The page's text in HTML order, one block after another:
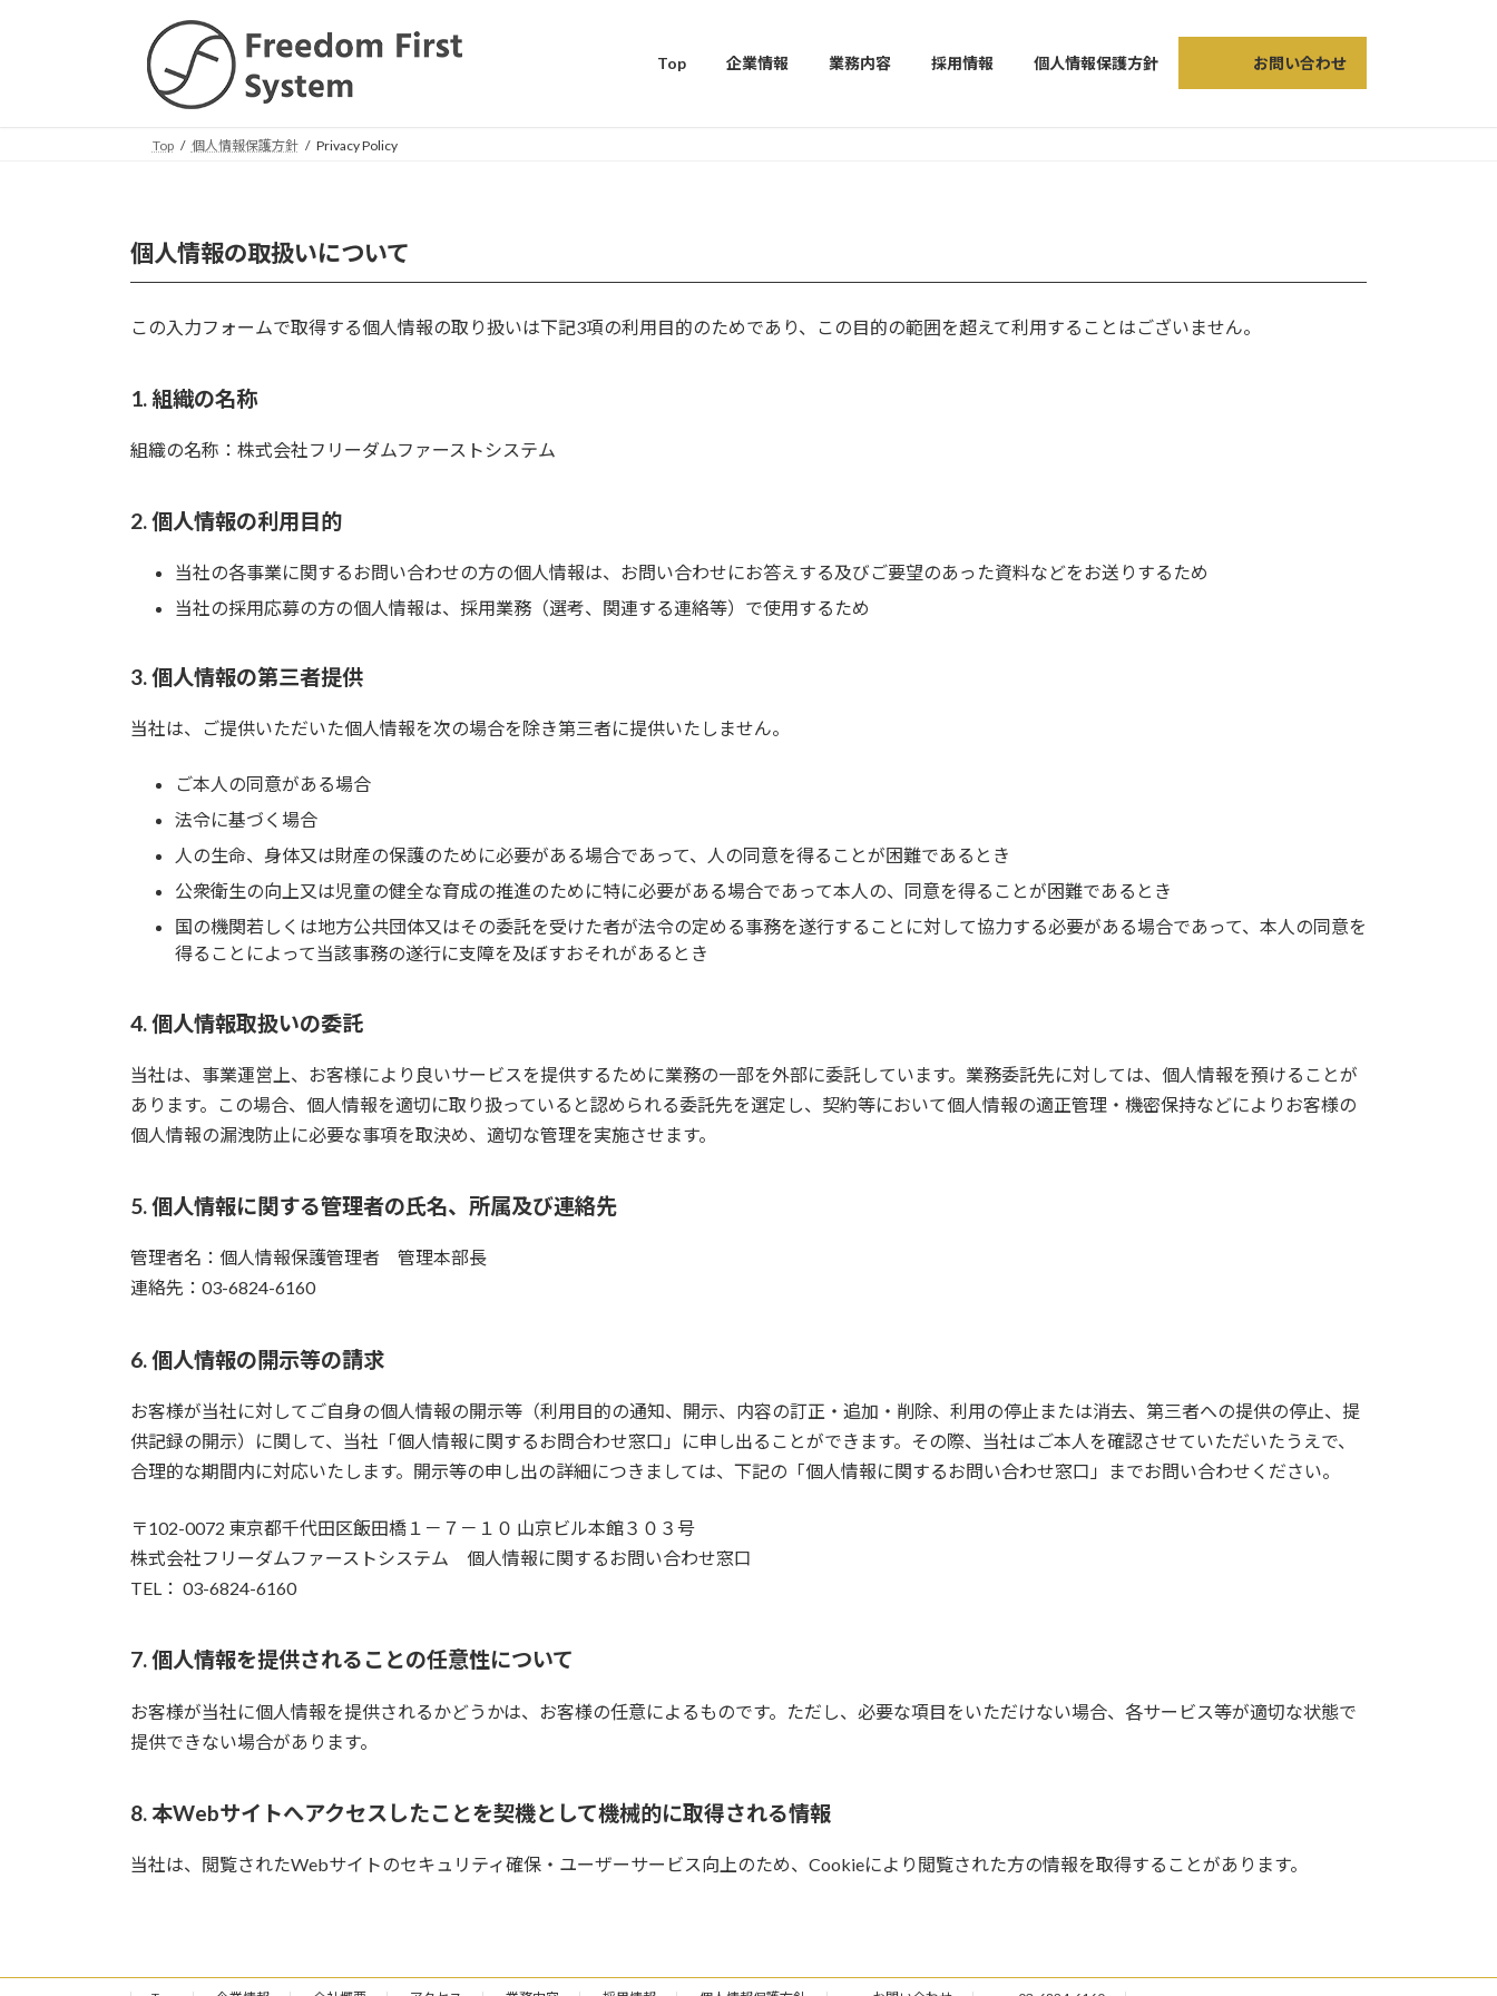
Top 企業情報 業務内容 採用情報 個人情報保護方針 お問い合わせ
Top 個人情報保護方針 Privacy Policy
個人情報の取扱いについて
この入力フォームで取得する個人情報の取り扱いは下記3項の利用目的のためであり、この目的の範囲を超えて利用することはございません。
1. 組織の名称
組織の名称：株式会社フリーダムファーストシステム
2. 個人情報の利用目的
当社の各事業に関するお問い合わせの方の個人情報は、お問い合わせにお答えする及びご要望のあった資料などをお送りするため
当社の採用応募の方の個人情報は、採用業務（選考、関連する連絡等）で使用するため
3. 個人情報の第三者提供
当社は、ご提供いただいた個人情報を次の場合を除き第三者に提供いたしません。
ご本人の同意がある場合
法令に基づく場合
人の生命、身体又は財産の保護のために必要がある場合であって、人の同意を得ることが困難であるとき
公衆衛生の向上又は児童の健全な育成の推進のために特に必要がある場合であって本人の、同意を得ることが困難であるとき
国の機関若しくは地方公共団体又はその委託を受けた者が法令の定める事務を遂行することに対して協力する必要がある場合であって、本人の同意を
得ることによって当該事務の遂行に支障を及ぼすおそれがあるとき
4. 個人情報取扱いの委託
当社は、事業運営上、お客様により良いサービスを提供するために業務の一部を外部に委託しています。業務委託先に対しては、個人情報を預けることが
あります。この場合、個人情報を適切に取り扱っていると認められる委託先を選定し、契約等において個人情報の適正管理・機密保持などによりお客様の
個人情報の漏洩防止に必要な事項を取決め、適切な管理を実施させます。
5. 個人情報に関する管理者の氏名、所属及び連絡先
管理者名：個人情報保護管理者 管理本部長
連絡先：03-6824-6160
6. 個人情報の開示等の請求
お客様が当社に対してご自身の個人情報の開示等（利用目的の通知、開示、内容の訂正・追加・削除、利用の停止または消去、第三者への提供の停止、提
供記録の開示）に関して、当社「個人情報に関するお問合わせ窓口」に申し出ることができます。その際、当社はご本人を確認させていただいたうえで、
合理的な期間内に対応いたします。開示等の申し出の詳細につきましては、下記の「個人情報に関するお問い合わせ窓口」までお問い合わせください。
〒102-0072 東京都千代田区飯田橋１－７－１０ 山京ビル本館３０３号
株式会社フリーダムファーストシステム 個人情報に関するお問い合わせ窓口
TEL： 03-6824-6160
7. 個人情報を提供されることの任意性について
お客様が当社に個人情報を提供されるかどうかは、お客様の任意によるものです。ただし、必要な項目をいただけない場合、各サービス等が適切な状態で
提供できない場合があります。
8. 本Webサイトへアクセスしたことを契機として機械的に取得される情報
当社は、閲覧されたWebサイトのセキュリティ確保・ユーザーサービス向上のため、Cookieにより閲覧された方の情報を取得することがあります。